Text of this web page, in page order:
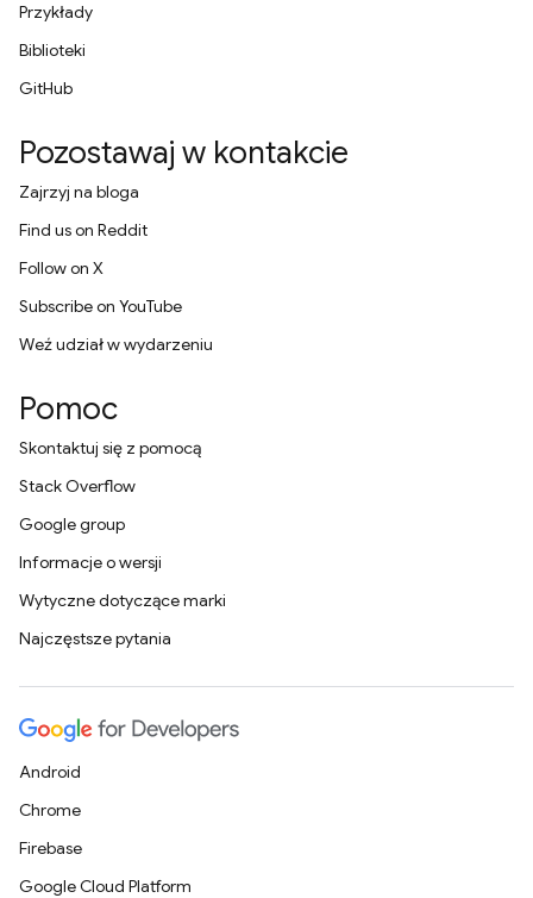
Przykłady
Biblioteki
GitHub
Pozostawaj w kontakcie
Zajrzyj na bloga
Find us on Reddit
Follow on X
Subscribe on YouTube
Weź udział w wydarzeniu
Pomoc
Skontaktuj się z pomocą
Stack Overflow
Google group
Informacje o wersji
Wytyczne dotyczące marki
Najczęstsze pytania
Android
Chrome
Firebase
Google Cloud Platform